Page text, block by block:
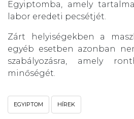
Egyiptomba, amely
labor eredeti pecsétjét.
Zárt helyiségekben a
egyéb esetben azonban
szabályozásra, amely
minőségét.
EGYIPTOM HÍREK